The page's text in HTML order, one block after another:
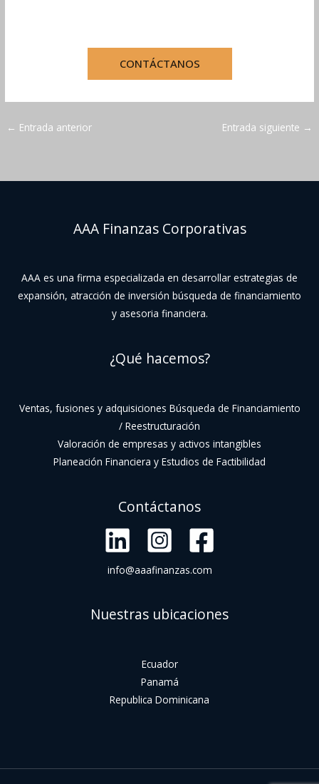
CONTÁCTANOS
← Entrada anterior Entrada siguiente →
AAA Finanzas Corporativas
AAA es una firma especializada en desarrollar estrategias de
expansión, atracción de inversión búsqueda de financiamiento
y asesoria financiera.
¿Qué hacemos?
Ventas, fusiones y adquisiciones Búsqueda de Financiamiento
/ Reestructuración
Valoración de empresas y activos intangibles
Planeación Financiera y Estudios de Factibilidad
Contáctanos
info@aaafinanzas.com
Nuestras ubicaciones
Ecuador
Panamá
Republica Dominicana